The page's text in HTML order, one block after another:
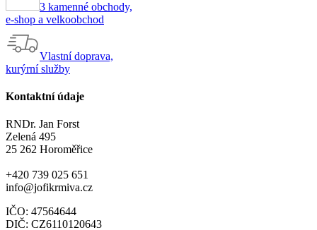
3 kamenné obchody,
e-shop a velkoobchod
Vlastní doprava,
kurýrní služby
Kontaktní údaje
RNDr. Jan Forst
Zelená 495
25 262 Horoměřice
+420 739 025 651
info@jofikrmiva.cz
IČO: 47564644
DIČ: CZ6110120643